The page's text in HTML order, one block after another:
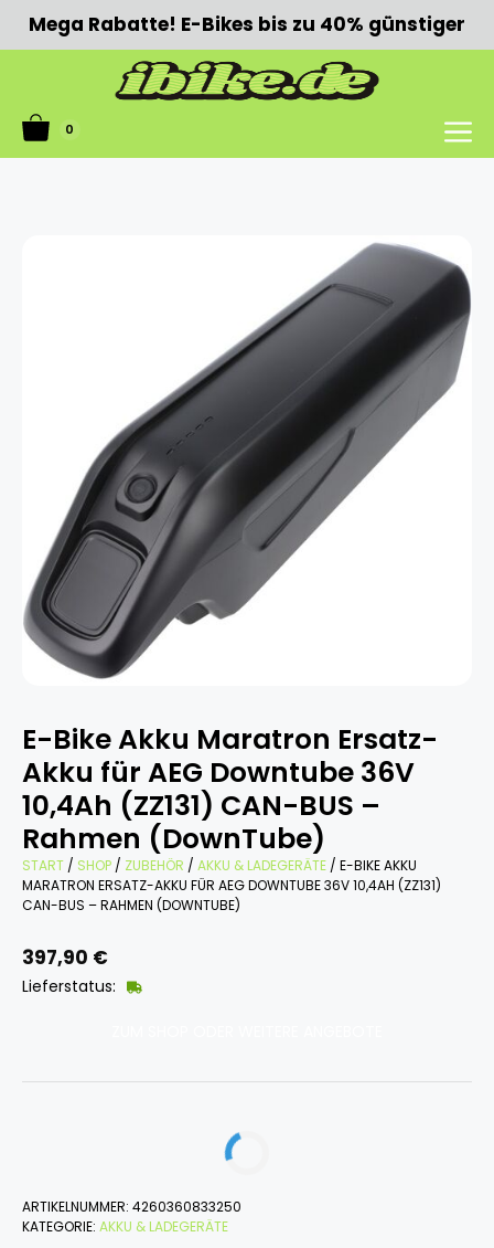
Zum
Inhalt
Mega Rabatte! E-Bikes bis zu 40% günstiger
0
Menü
E-Bike Akku Maratron Ersatz-
Akku für AEG Downtube 36V
10,4Ah (ZZ131) CAN-BUS –
Rahmen (DownTube)
START / SHOP / ZUBEHÖR / AKKU & LADEGERÄTE / E-BIKE AKKU
MARATRON ERSATZ-AKKU FÜR AEG DOWNTUBE 36V 10,4AH (ZZ131)
CAN-BUS – RAHMEN (DOWNTUBE)
397,90 €
Lieferstatus:
ARTIKELNUMMER: 4260360833250
KATEGORIE: AKKU & LADEGERÄTE